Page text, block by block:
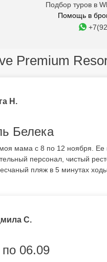
Подбор туров в
Помощь в
Premium
Н.
Белека
мама с 8 по 12 ноября. Ее
персонал, чистый
пляж в 5 минутах
С.
06.09